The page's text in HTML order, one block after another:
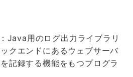
用のログ出力ライブラリ
クエンドにあるウェブサーバ
記録する機能をもつプログラ